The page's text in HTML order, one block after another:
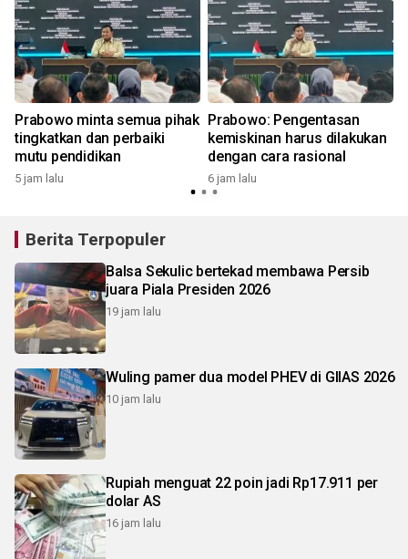
Prabowo minta semua pihak
tingkatkan dan perbaiki
mutu pendidikan
5 jam lalu
Prabowo: Pengentasan
kemiskinan harus dilakukan
dengan cara rasional
6 jam lalu
Berita Terpopuler
Balsa Sekulic bertekad membawa Persib
juara Piala Presiden 2026
19 jam lalu
Wuling pamer dua model PHEV di GIIAS 2026
10 jam lalu
Rupiah menguat 22 poin jadi Rp17.911 per
dolar AS
16 jam lalu